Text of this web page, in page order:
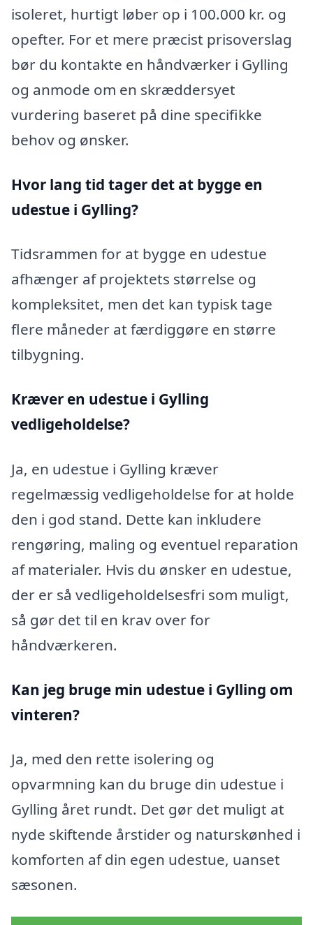
isoleret, hurtigt løber op i 100.000 kr. og
opefter. For et mere præcist prisoverslag
bør du kontakte en håndværker i Gylling
og anmode om en skræddersyet
vurdering baseret på dine specifikke
behov og ønsker.
Hvor lang tid tager det at bygge en
udestue i Gylling?
Tidsrammen for at bygge en udestue
afhænger af projektets størrelse og
kompleksitet, men det kan typisk tage
flere måneder at færdiggøre en større
tilbygning.
Kræver en udestue i Gylling
vedligeholdelse?
Ja, en udestue i Gylling kræver
regelmæssig vedligeholdelse for at holde
den i god stand. Dette kan inkludere
rengøring, maling og eventuel reparation
af materialer. Hvis du ønsker en udestue,
der er så vedligeholdelsesfri som muligt,
så gør det til en krav over for
håndværkeren.
Kan jeg bruge min udestue i Gylling om
vinteren?
Ja, med den rette isolering og
opvarmning kan du bruge din udestue i
Gylling året rundt. Det gør det muligt at
nyde skiftende årstider og naturskønhed i
komforten af din egen udestue, uanset
sæsonen.